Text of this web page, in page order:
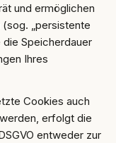
und ermöglichen
„persistente
die Speicherdauer
Ihres
Cookies auch
erfolgt die
entweder zur